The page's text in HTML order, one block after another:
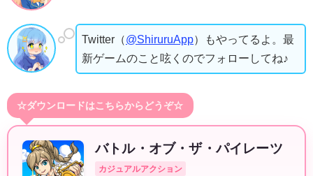
Twitter（@ShiruruApp）もやってるよ。最
新ゲームのこと呟くのでフォローしてね♪
☆ダウンロードはこちらからどうぞ☆
バトル・オブ・ザ・パイレーツ
カジュアルアクション